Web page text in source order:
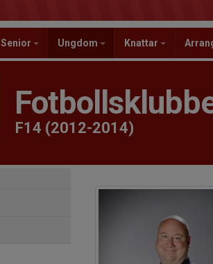
Senior Ungdom Knattar
F14 (2012-2014)